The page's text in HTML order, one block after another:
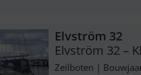
Elvström 32
Elvström 32 –
Zeilboten |